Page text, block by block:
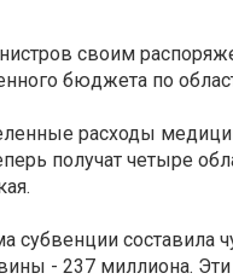
своим
бюджета по
расходы
получат четыре
субвенции составила
- 237 миллиона.